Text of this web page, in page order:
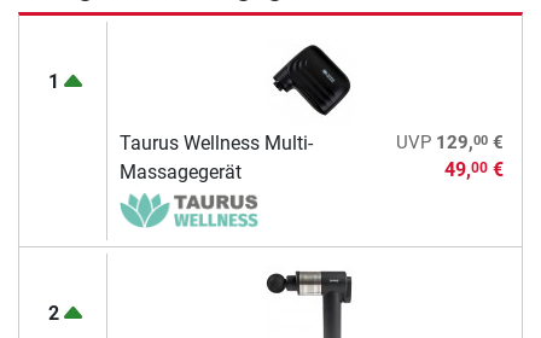
1
Taurus Wellness Multi-
Massagegerät
UVP 129,00€
49,00€
2